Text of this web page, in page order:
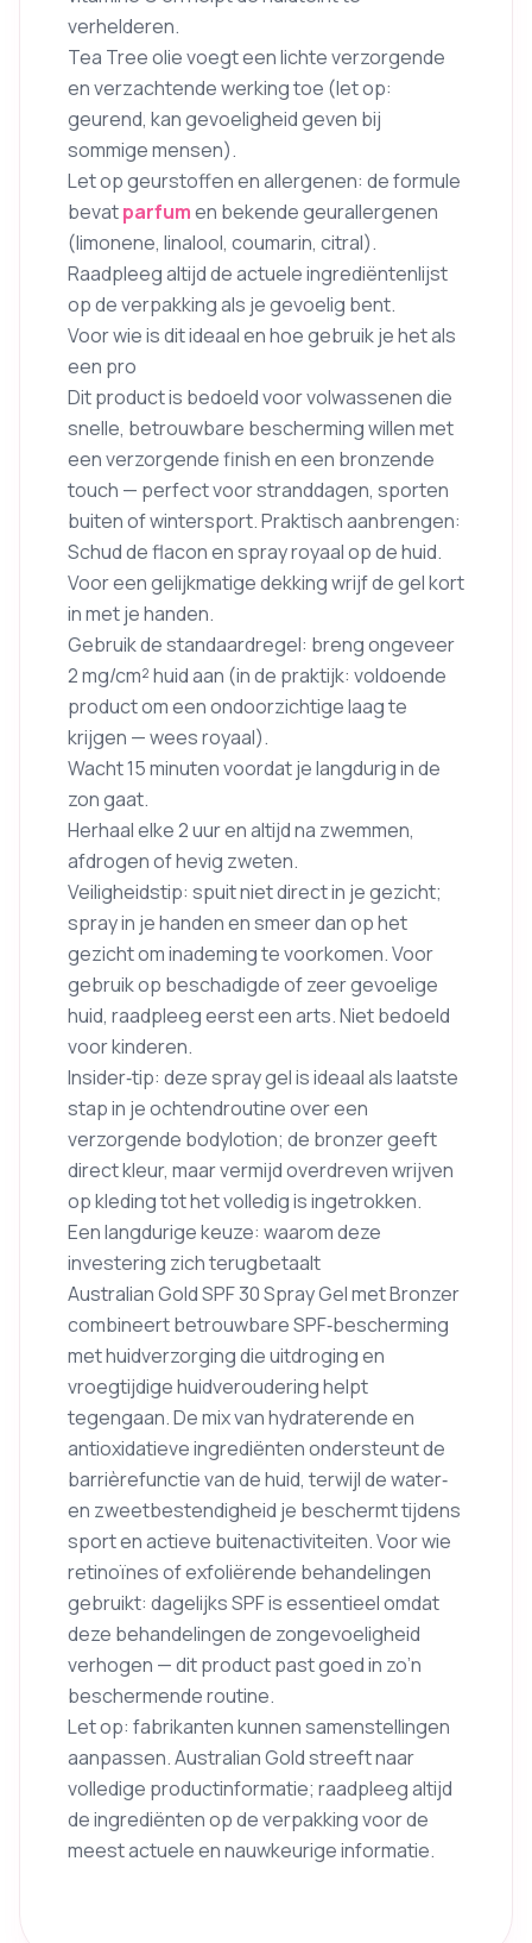
verhelderen.
Tea Tree olie voegt een lichte verzorgende
en verzachtende werking toe (let op:
geurend, kan gevoeligheid geven bij
sommige mensen).
Let op geurstoffen en allergenen: de formule
bevatparfumen bekende geurallergenen
(limonene, linalool, coumarin, citral).
Raadpleeg altijd de actuele ingrediëntenlijst
op de verpakking als je gevoelig bent.
Voor wie is dit ideaal en hoe gebruik je het als
een pro
Dit product is bedoeld voor volwassenen die
snelle, betrouwbare bescherming willen met
een verzorgende finish en een bronzende
touch — perfect voor stranddagen, sporten
buiten of wintersport. Praktisch aanbrengen:
Schud de flacon en spray royaal op de huid.
Voor een gelijkmatige dekking wrijf de gel kort
in met je handen.
Gebruik de standaardregel: breng ongeveer
2 mg/cm² huid aan (in de praktijk: voldoende
product om een ondoorzichtige laag te
krijgen — wees royaal).
Wacht 15 minuten voordat je langdurig in de
zon gaat.
Herhaal elke 2 uur en altijd na zwemmen,
afdrogen of hevig zweten.
Veiligheidstip: spuit niet direct in je gezicht;
spray in je handen en smeer dan op het
gezicht om inademing te voorkomen. Voor
gebruik op beschadigde of zeer gevoelige
huid, raadpleeg eerst een arts. Niet bedoeld
voor kinderen.
Insider‑tip: deze spray gel is ideaal als laatste
stap in je ochtendroutine over een
verzorgende bodylotion; de bronzer geeft
direct kleur, maar vermijd overdreven wrijven
op kleding tot het volledig is ingetrokken.
Een langdurige keuze: waarom deze
investering zich terugbetaalt
Australian Gold SPF 30 Spray Gel met Bronzer
combineert betrouwbare SPF‑bescherming
met huidverzorging die uitdroging en
vroegtijdige huidveroudering helpt
tegengaan. De mix van hydraterende en
antioxidatieve ingrediënten ondersteunt de
barrièrefunctie van de huid, terwijl de water‑
en zweetbestendigheid je beschermt tijdens
sport en actieve buitenactiviteiten. Voor wie
retinoïnes of exfoliërende behandelingen
gebruikt: dagelijks SPF is essentieel omdat
deze behandelingen de zongevoeligheid
verhogen — dit product past goed in zo’n
beschermende routine.
Let op: fabrikanten kunnen samenstellingen
aanpassen. Australian Gold streeft naar
volledige productinformatie; raadpleeg altijd
de ingrediënten op de verpakking voor de
meest actuele en nauwkeurige informatie.